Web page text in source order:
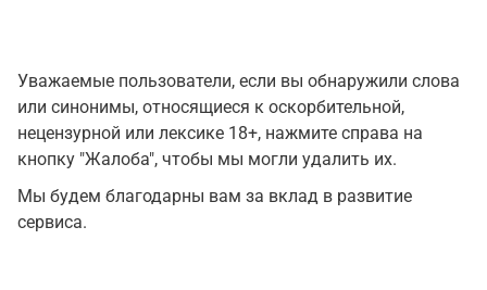
Уважаемые пользователи, если вы обнаружили слова
или синонимы, относящиеся к оскорбительной,
нецензурной или лексике 18+, нажмите справа на
кнопку "Жалоба", чтобы мы могли удалить их.
Мы будем благодарны вам за вклад в развитие
сервиса.